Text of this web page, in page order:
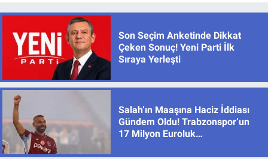
Son Seçim Anketinde Dikkat
Çeken Sonuç! Yeni Parti İlk
Sıraya Yerleşti
Salah’ın Maaşına Haciz İddiası
Gündem Oldu! Trabzonspor’un
17 Milyon Euroluk